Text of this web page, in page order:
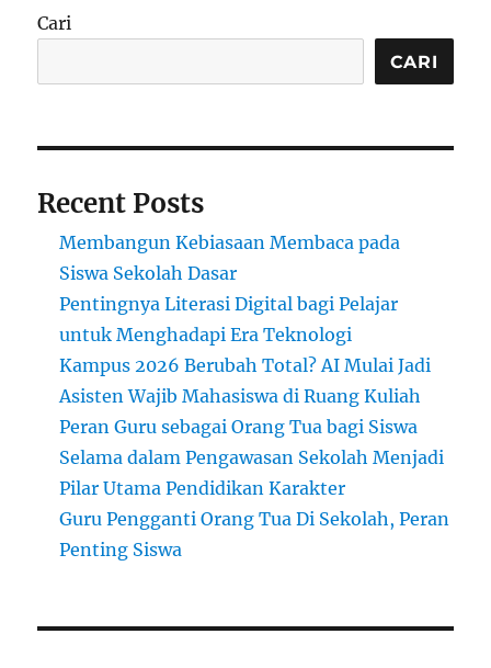
Cari
CARI
Recent Posts
Membangun Kebiasaan Membaca pada
Siswa Sekolah Dasar
Pentingnya Literasi Digital bagi Pelajar
untuk Menghadapi Era Teknologi
Kampus 2026 Berubah Total? AI Mulai Jadi
Asisten Wajib Mahasiswa di Ruang Kuliah
Peran Guru sebagai Orang Tua bagi Siswa
Selama dalam Pengawasan Sekolah Menjadi
Pilar Utama Pendidikan Karakter
Guru Pengganti Orang Tua Di Sekolah, Peran
Penting Siswa